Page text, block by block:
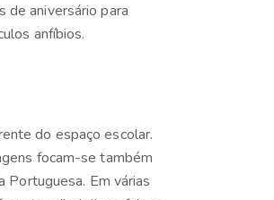
de aniversário para
anfíbios.
do espaço escolar.
focam-se também
Portuguesa. Em várias